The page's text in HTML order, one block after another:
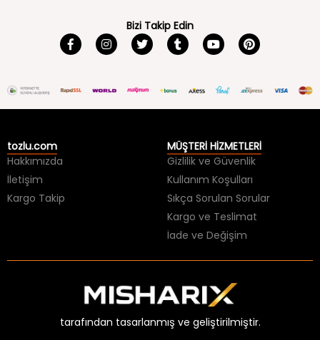
Bizi Takip Edin
tozlu.com
Hakkımızda
İletişim
Kargo Takip
MÜŞTERİ HİZMETLERİ
Gizlilik ve Güvenlik
Kullanım Koşulları
Sıkça Sorulan Sorular
Kargo ve Teslimat
İade ve Değişim
tarafından tasarlanmış ve geliştirilmiştir.